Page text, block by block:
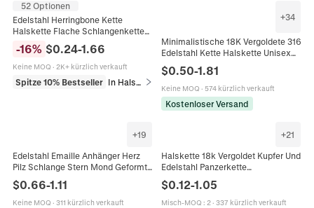
52 Optionen
Edelstahl Herringbone Kette
Halskette Flache Schlangenkette
Minimalistischer Hip Hop Punk
Schmuck Für Damen Herren
-16% $0.24-1.66
Keine MOQ · 2K+ kürzlich verkauft
Spitze 10% Bestseller In Halsketten
+34
Minimalistische 18K Vergoldete 316
Edelstahl Kette Halskette Unisex
Vielseitige DIY Schmuck Zubehör
Gliederschlange
$0.50-1.81
Keine MOQ · 574 kürzlich verkauft
Kostenloser Versand
+19
Edelstahl Emaille Anhänger Herz
Pilz Schlange Stern Mond Geformt
DIY Schmuckherstellung Charms
Für Halsketten Ohrringe
$0.66-1.11
Keine MOQ · 311 kürzlich verkauft
+21
Halskette 18k Vergoldet Kupfer Und
Edelstahl Panzerkette
Schlangenkette Figaro Für
Schmuckherstellung Herren
Damen
$0.12-1.05
Misch-MOQ : 2· 337 kürzlich verkauft